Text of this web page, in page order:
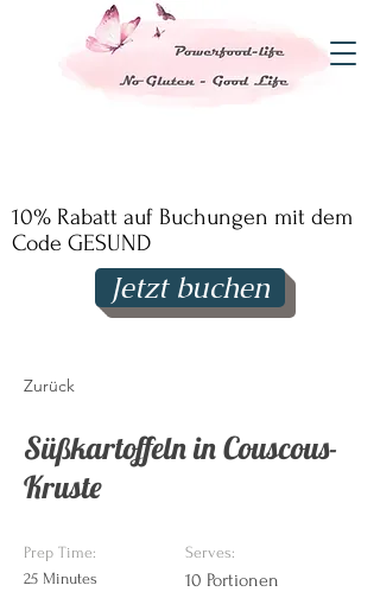
10% Rabatt auf Buchungen mit dem
Code GESUND
Jetzt buchen
Zurück
Süßkartoffeln in Couscous-
Kruste
Prep Time:
25 Minutes
Serves:
10 Portionen